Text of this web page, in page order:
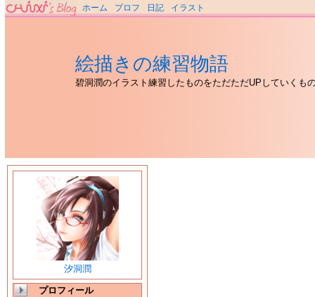
ホーム プロフ 日記 イラスト
絵描きの練習物語
碧洞潤のイラスト練習したものをただただUPしていくも
汐洞潤
プロフィール